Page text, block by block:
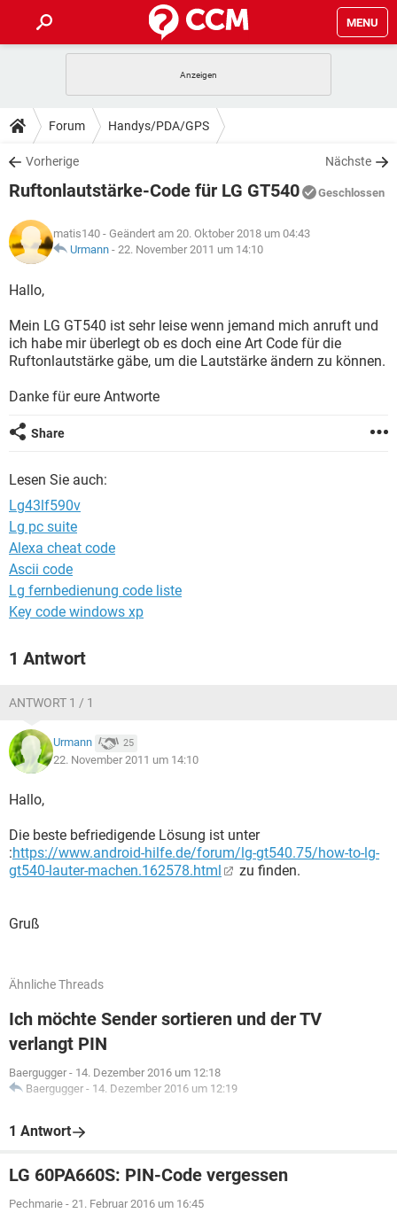
MENU
ANDROID IOS
WINDOWS 10
WHATSAPP TIKTOK
FACEBOOK
TIPPS & TRICKS
SPIELE STREAMING
WHATSAPP TIKTOK
FACEBOOK
DOWNLOADS
SPIELE STREAMING
ANDROID
WINDOWS 10 INSTAGRAM
WHATSAPP
SPIELE STREAMING
ANDROID
WINDOWS 10
WHATSAPP TIKTOK
FACEBOOK HARDWARE
LEXIKON
SPIELE
WINDOWS 10 INSTAGRAM
FACEBOOK
Forum Handys/PDA/GPS
Vorherige Nächste
Ruftonlautstärke-Code für LG GT540 Geschlossen
matis140 - Geändert am 20. Oktober 2018 um 04:43
Urmann - 22. November 2011 um 14:10
Hallo,
Mein LG GT540 ist sehr leise wenn jemand mich anruft und
ich habe mir überlegt ob es doch eine Art Code für die
Ruftonlautstärke gäbe, um die Lautstärke ändern zu können.
Danke für eure Antworte
Share
Lesen Sie auch:
Lg43lf590v
Lg pc suite
Alexa cheat code
Ascii code
Lg fernbedienung code liste
Key code windows xp
1 Antwort
ANTWORT 1 / 1
Urmann 25
22. November 2011 um 14:10
Hallo,
Die beste befriedigende Lösung ist unter
:https://www.android-hilfe.de/forum/lg-gt540.75/how-to-lg-
gt540-lauter-machen.162578.html
zu finden.
Gruß
Ähnliche Threads
Ich möchte Sender sortieren und der TV
verlangt PIN
Baergugger - 14. Dezember 2016 um 12:18
Baergugger - 14. Dezember 2016 um 12:19
1 Antwort
LG 60PA660S: PIN-Code vergessen
Pechmarie - 21. Februar 2016 um 16:45